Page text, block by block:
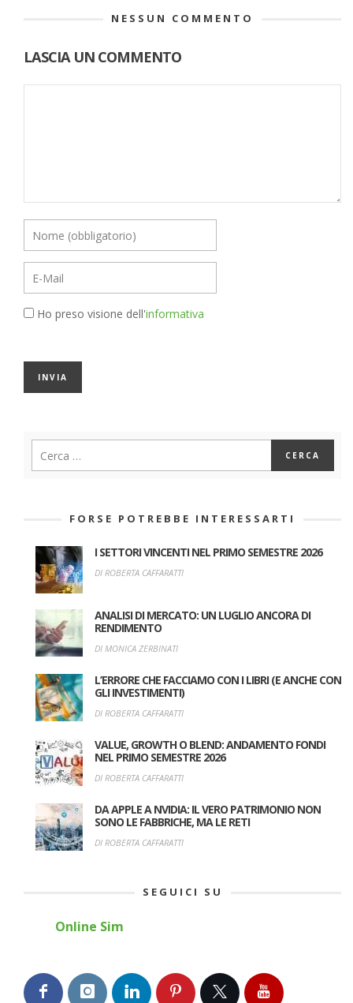
NESSUN COMMENTO
LASCIA UN COMMENTO
Ho preso visione dell'informativa
FORSE POTREBBE INTERESSARTI
I SETTORI VINCENTI NEL PRIMO SEMESTRE 2026
DI ROBERTA CAFFARATTI
ANALISI DI MERCATO: UN LUGLIO ANCORA DI
RENDIMENTO
DI MONICA ZERBINATI
L’ERRORE CHE FACCIAMO CON I LIBRI (E ANCHE CON
GLI INVESTIMENTI)
DI ROBERTA CAFFARATTI
VALUE, GROWTH O BLEND: ANDAMENTO FONDI
NEL PRIMO SEMESTRE 2026
DI ROBERTA CAFFARATTI
DA APPLE A NVIDIA: IL VERO PATRIMONIO NON
SONO LE FABBRICHE, MA LE RETI
DI ROBERTA CAFFARATTI
SEGUICI SU
Online Sim